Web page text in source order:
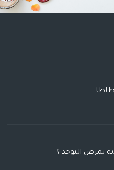
بمرض التوحد ؟